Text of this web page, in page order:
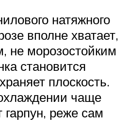
натяжного
вполне хватает,
не морозостойким
становится
плоскость.
чаще
гарпун, реже сам